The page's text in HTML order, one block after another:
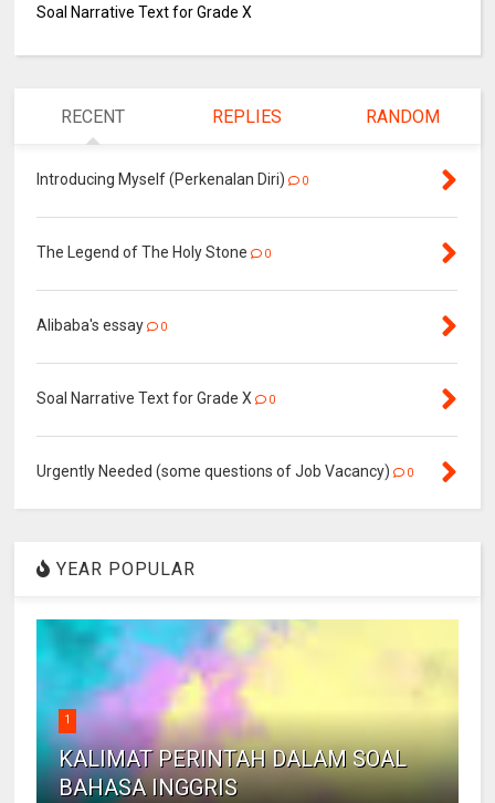
Soal Narrative Text for Grade X
RECENT REPLIES RANDOM
Introducing Myself (Perkenalan Diri) 0
The Legend of The Holy Stone 0
Alibaba's essay 0
Soal Narrative Text for Grade X 0
Urgently Needed (some questions of Job Vacancy) 0
YEAR POPULAR
1
KALIMAT PERINTAH DALAM SOAL
BAHASA INGGRIS